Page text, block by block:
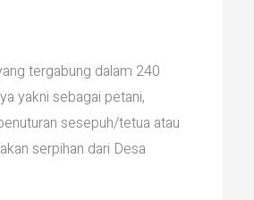
tergabung dalam 240
yakni sebagai petani,
sesepuh/tetua atau
serpihan dari Desa